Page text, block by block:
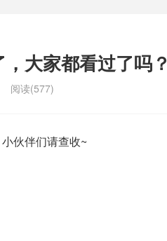
大家都看过了吗？
阅读(577)
伙伴们请查收~